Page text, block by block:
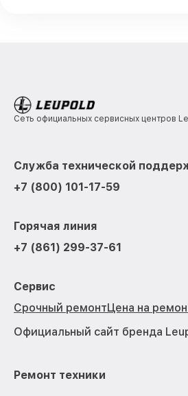
Сеть официальных сервисных центров
Служба технической
+7 (800) 101-17-59
Горячая линия
+7 (861) 299-37-61
Сервис
Срочный ремонтЦена на
Официальный сайт бренда
Ремонт техники